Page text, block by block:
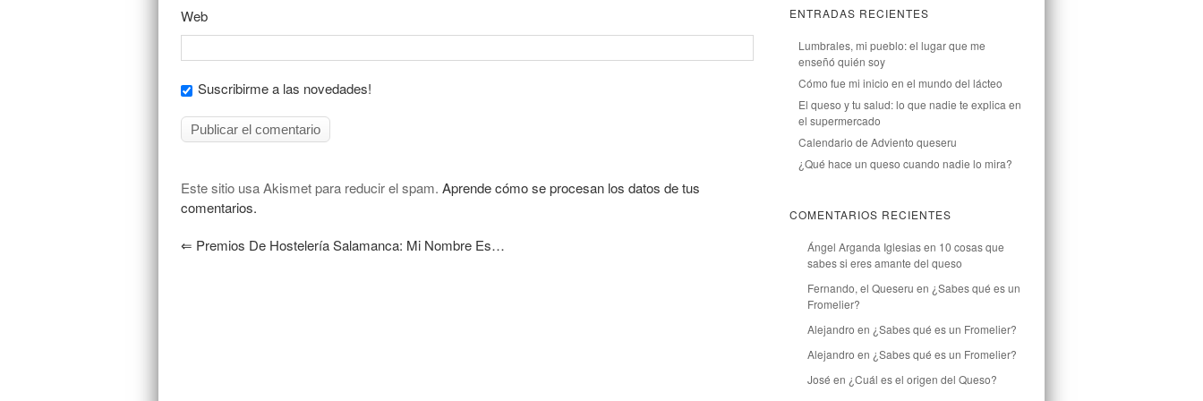
Web
Suscribirme a las novedades!
Este sitio usa Akismet para reducir el spam. Aprende cómo se procesan los datos de tus
comentarios.
⇐ Premios De Hostelería Salamanca: Mi Nombre Es…
ENTRADAS RECIENTES
Lumbrales, mi pueblo: el lugar que me
enseñó quién soy
Cómo fue mi inicio en el mundo del lácteo
El queso y tu salud: lo que nadie te explica en
el supermercado
Calendario de Adviento queseru
¿Qué hace un queso cuando nadie lo mira?
COMENTARIOS RECIENTES
Ángel Arganda Iglesiasen 10 cosas que
sabes si eres amante del queso
Fernando, el Queseru en ¿Sabes qué es un
Fromelier?
Alejandro en ¿Sabes qué es un Fromelier?
Alejandro en ¿Sabes qué es un Fromelier?
José en ¿Cuál es el origen del Queso?